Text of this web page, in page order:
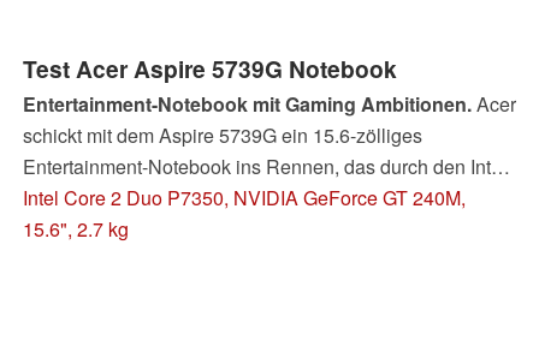
Test Acer Aspire 5739G Notebook
Entertainment-Notebook mit Gaming Ambitionen.Acer
schickt mit dem Aspire 5739G ein 15.6-zölliges
Entertainment-Notebook ins Rennen, das durch den Intel
Core 2 Duo P7350 und die brandneue Geforce GT 240M
gleichzeitig auch als Gaming-Notebook durchgehen
Intel Core 2 Duo P7350, NVIDIA GeForce GT 240M,
15.6", 2.7 kg